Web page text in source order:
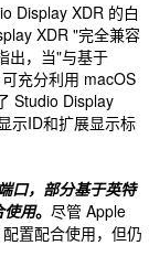
Display XDR 的白
XDR "完全兼容
出，当"与基于
充分利用 macOS
Studio Display
示ID和扩展显示标
口，部分基于英特
用。 尽管 Apple
置配合使用，但仍